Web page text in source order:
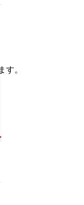
。